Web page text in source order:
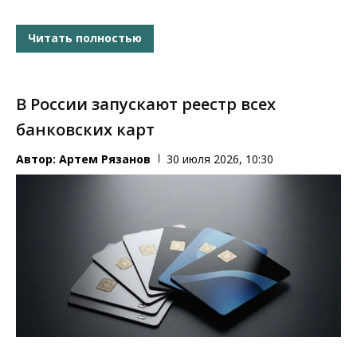
Читать полностью
В России запускают реестр всех
банковских карт
Автор: Артем Рязанов 30 июля 2026, 10:30